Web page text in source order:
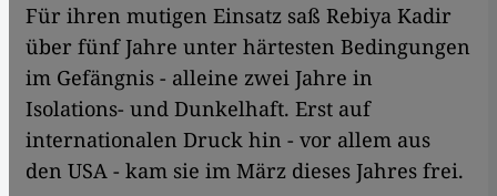
Für ihren mutigen Einsatz saß Rebiya Kadir
über fünf Jahre unter härtesten Bedingungen
im Gefängnis - alleine zwei Jahre in
Isolations- und Dunkelhaft. Erst auf
internationalen Druck hin - vor allem aus
den USA - kam sie im März dieses Jahres frei.